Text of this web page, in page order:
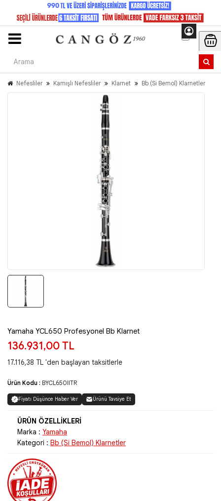
Nefesliler Kamışlı Nefesliler Klarnet Bb (Si Bemol) Klarnetler
Yamaha YCL650 Profesyonel Bb Klarnet
136.931,00 TL
17.116,38 TL 'den başlayan taksitlerle
Ürün Kodu : BYCL650IITR
Fiyatı Düşünce Haber Ver Ürünü Tavsiye Et
Marka : Yamaha
Kategori : Bb (Si Bemol) Klarnetler